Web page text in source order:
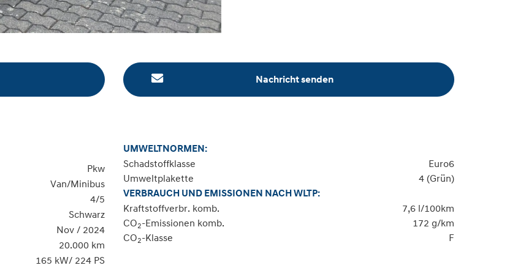
Nachricht senden
Pkw
Van/Minibus
4/5
Schwarz
Nov / 2024
20.000 km
165 kW/ 224 PS
UMWELTNORMEN:
Schadstoffklasse
Euro6
Umweltplakette
4 (Grün)
VERBRAUCH UND EMISSIONEN NACH WLTP:
Kraftstoffverbr. komb.
7,6 l/100km
CO2-Emissionen komb.
172 g/km
CO2-Klasse F